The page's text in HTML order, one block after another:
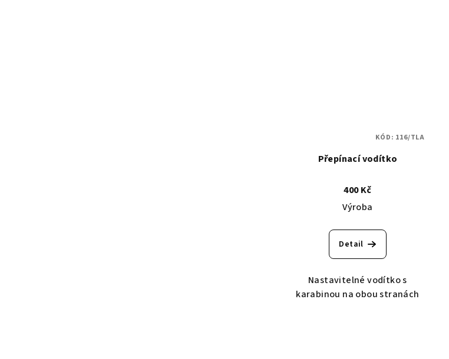
Přepínací vodítko
400 Kč
Výroba
Detail
Nastavitelné vodítko s
karabinou na obou stranách
KÓD: 116/TLA